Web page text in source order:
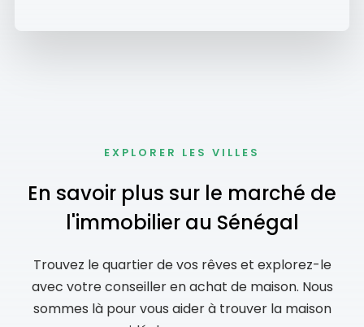
EXPLORER LES VILLES
En savoir plus sur le marché de
l'immobilier au Sénégal
Trouvez le quartier de vos rêves et explorez-le
avec votre conseiller en achat de maison. Nous
sommes là pour vous aider à trouver la maison